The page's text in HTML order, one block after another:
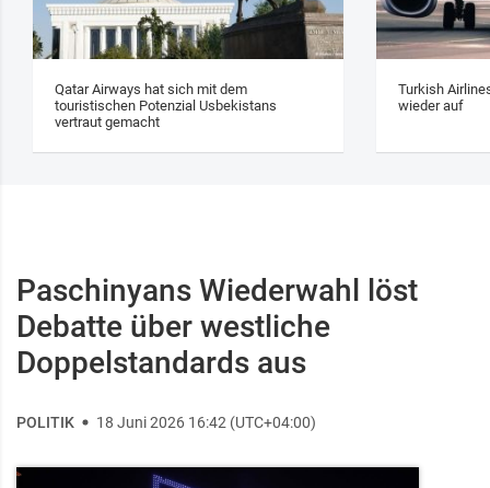
Qatar Airways hat sich mit dem
touristischen Potenzial Usbekistans
vertraut gemacht
Turkish
wieder auf
Paschinyans Wiederwahl löst
Debatte über westliche
Doppelstandards aus
POLITIK 18 Juni 2026 16:42 (UTC+04:00)